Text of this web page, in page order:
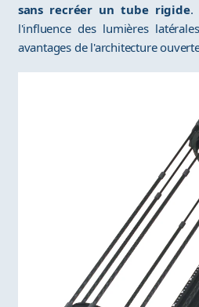
sans recréer un tube rigide.
l'influence des lumières
avantages de l'architecture